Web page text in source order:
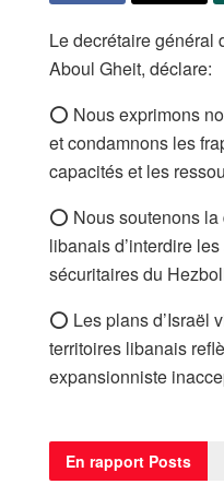
Le decrétaire général
Aboul Gheit, déclare:
⭕ Nous exprimons
et condamnons les
capacités et les
⭕ Nous soutenons
libanais d’interdire
sécuritaires du
⭕ Les plans d’Israël
territoires libanais
expansionniste
En rapport Posts